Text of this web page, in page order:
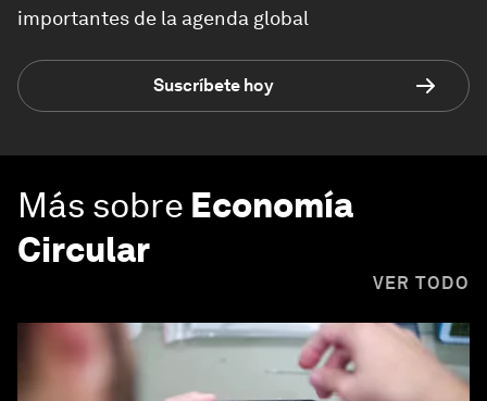
importantes de la agenda global
Suscríbete hoy
Más sobre Economía
Circular
VER TODO